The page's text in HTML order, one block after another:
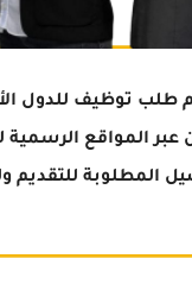
طلب توظيف للدول
المواقع
المطلوبة